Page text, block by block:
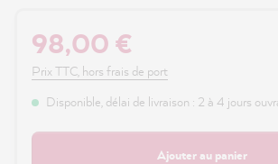
98,00 €
Prix TTC, hors frais de port
Disponible, délai de livraison : 2 à 4 jours
Ajouter au panier